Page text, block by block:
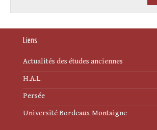
Liens
Actualités des études anciennes
H.A.L.
Persée
Université Bordeaux Montaigne